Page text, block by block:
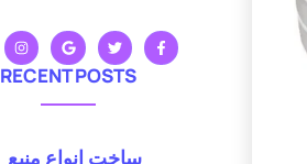
RECENT POSTS
ساخت انواع منبع